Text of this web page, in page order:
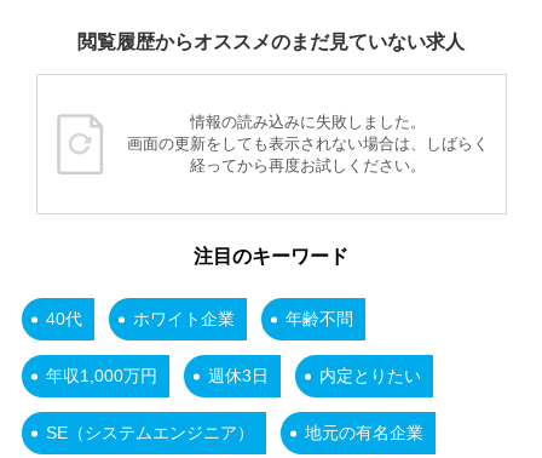
閲覧履歴からオススメのまだ見ていない求人
情報の読み込みに失敗しました。
画面の更新をしても表示されない場合は、しばらく
経ってから再度お試しください。
注目のキーワード
40代 ホワイト企業 年齢不問
年収1,000万円 週休3日 内定とりたい
SE（システムエンジニア） 地元の有名企業